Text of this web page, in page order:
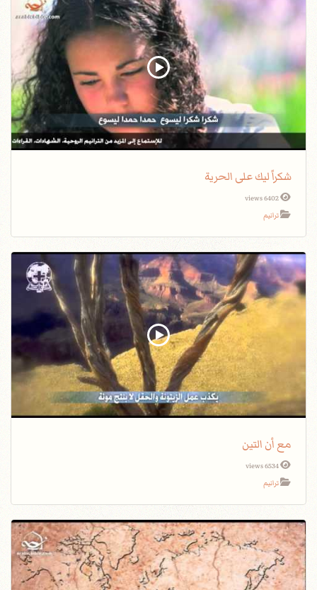
شكراً ليك على الحرية
6402 views
ترانيم
مع أن التين
6534 views
ترانيم